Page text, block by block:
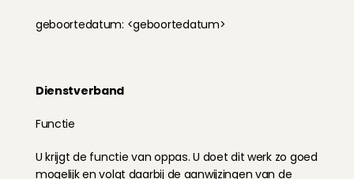
geboortedatum: <geboortedatum>
Dienstverband
Functie
U krijgt de functie van oppas. U doet dit werk zo goed
mogelijk en volgt daarbij de aanwijzingen van de